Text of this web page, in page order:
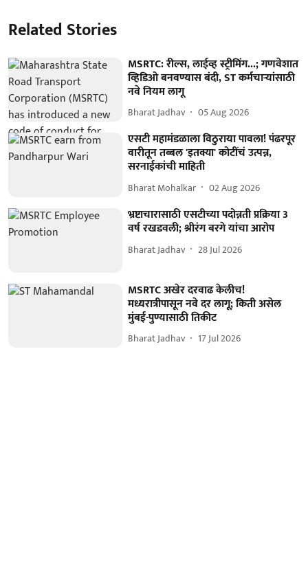
Related Stories
MSRTC: रील्स, लाईव्ह स्ट्रीमिंग...; गणवेशात
व्हिडिओ बनवण्यास बंदी, ST कर्मचाऱ्यांसाठी
नवे नियम लागू
Bharat Jadhav 05 Aug 2026
एसटी महामंडळाला विठुराया पावला! पंढरपूर
वारीतून तब्बल 'इतक्या' कोटींचं उत्पन्न,
सरनाईकांची माहिती
Bharat Mohalkar 02 Aug 2026
भ्रष्टाचारासाठी एसटीच्या पदोन्नती प्रक्रिया 3
वर्ष रखडवली; श्रीरंग बरगे यांचा आरोप
Bharat Jadhav 28 Jul 2026
MSRTC अखेर दरवाढ केलीच!
मध्यरात्रीपासून नवे दर लागू; किती असेल
मुंबई-पुण्यासाठी तिकीट
Bharat Jadhav 17 Jul 2026